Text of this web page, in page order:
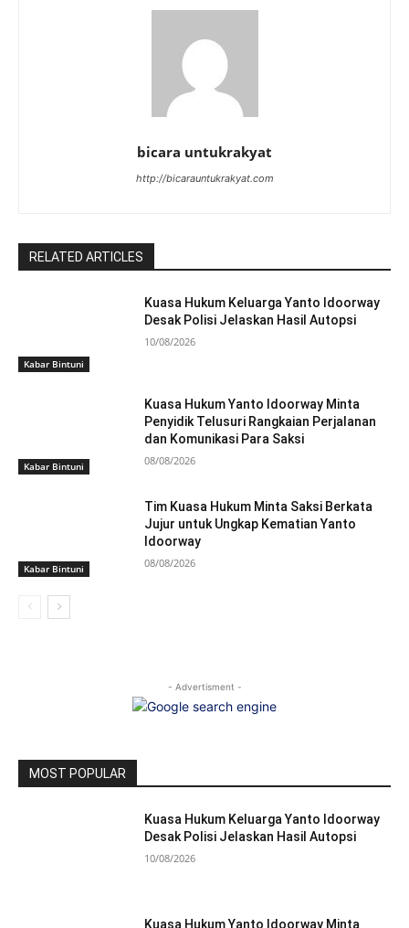
bicara untukrakyat
http://bicarauntukrakyat.com
RELATED ARTICLES
Kabar Bintuni
Kuasa Hukum Keluarga Yanto Idoorway
Desak Polisi Jelaskan Hasil Autopsi
10/08/2026
Kabar Bintuni
Kuasa Hukum Yanto Idoorway Minta
Penyidik Telusuri Rangkaian Perjalanan
dan Komunikasi Para Saksi
08/08/2026
Kabar Bintuni
Tim Kuasa Hukum Minta Saksi Berkata
Jujur untuk Ungkap Kematian Yanto
Idoorway
08/08/2026
- Advertisment -
MOST POPULAR
Kuasa Hukum Keluarga Yanto Idoorway
Desak Polisi Jelaskan Hasil Autopsi
10/08/2026
Kuasa Hukum Yanto Idoorway Minta